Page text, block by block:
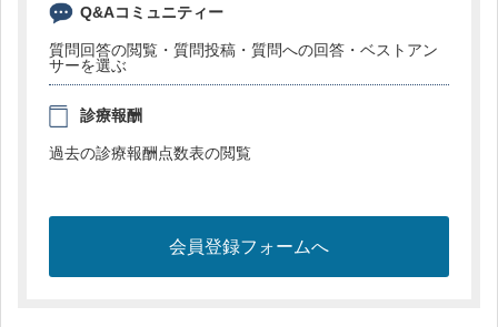
Q&Aコミュニティー
質問回答の閲覧・質問投稿・質問への回答・ベストアン
サーを選ぶ
診療報酬
過去の診療報酬点数表の閲覧
会員登録フォームへ